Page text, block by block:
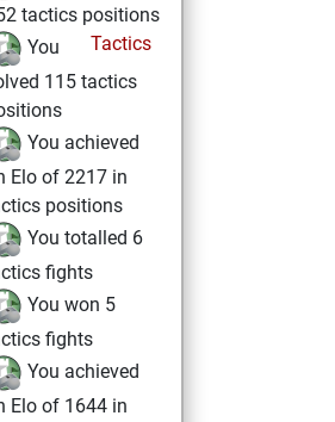
tactics positions
Tactics
You
115 tactics
You achieved
Elo of 2217 in
positions
You totalled 6
fights
You won 5
fights
You achieved
Elo of 1644 in